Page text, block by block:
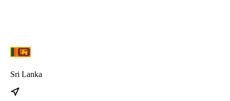
Sri Lanka